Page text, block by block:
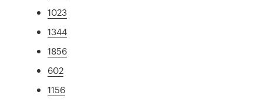
1023
1344
1856
602
1156